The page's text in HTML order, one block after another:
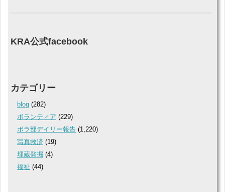
KRA公式facebook
カテゴリー
blog (282)
ボランティア (229)
ボラ部デイリー報告 (1,220)
写真救済 (19)
埋蔵発掘 (4)
福祉 (44)